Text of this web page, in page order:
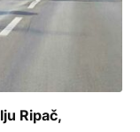
Ripač,